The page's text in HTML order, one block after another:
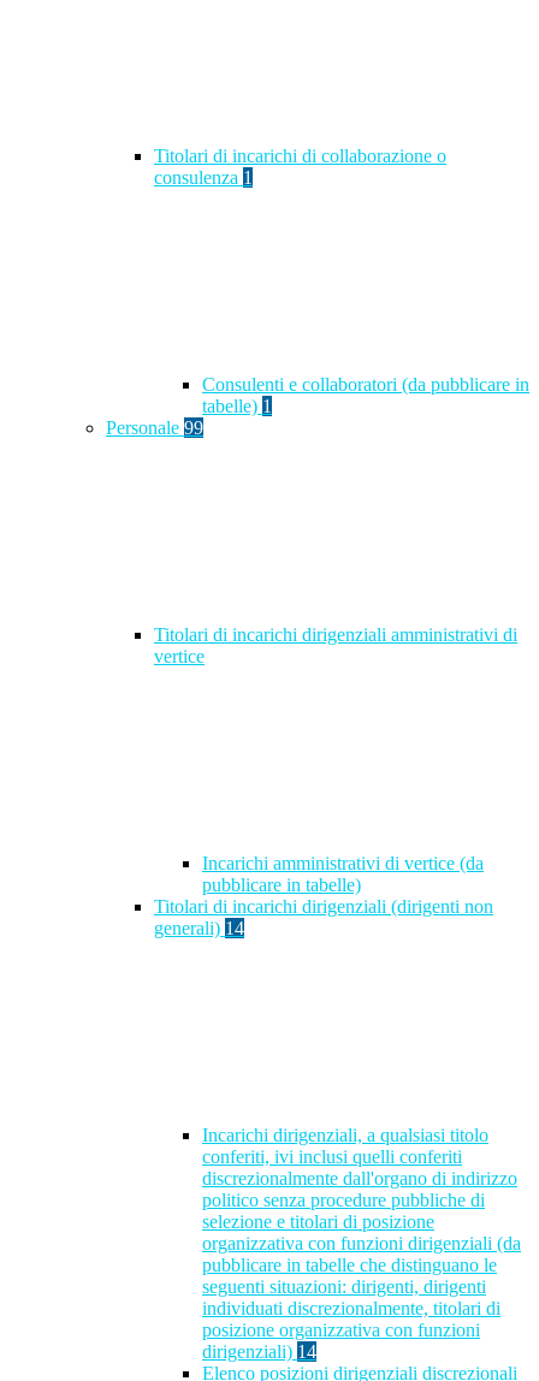
Titolari di incarichi di collaborazione o
consulenza 1
Consulenti e collaboratori (da pubblicare in
tabelle) 1
Personale 99
Titolari di incarichi dirigenziali amministrativi di
vertice
Incarichi amministrativi di vertice (da
pubblicare in tabelle)
Titolari di incarichi dirigenziali (dirigenti non
generali) 14
Incarichi dirigenziali, a qualsiasi titolo
conferiti, ivi inclusi quelli conferiti
discrezionalmente dall'organo di indirizzo
politico senza procedure pubbliche di
selezione e titolari di posizione
organizzativa con funzioni dirigenziali (da
pubblicare in tabelle che distinguano le
seguenti situazioni: dirigenti, dirigenti
individuati discrezionalmente, titolari di
posizione organizzativa con funzioni
dirigenziali) 14
Elenco posizioni dirigenziali discrezionali